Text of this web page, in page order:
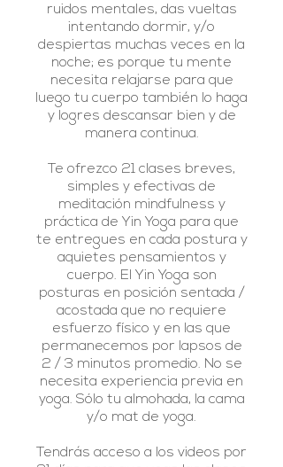
ruidos mentales, das vueltas
intentando dormir, y/o
despiertas muchas veces en la
noche; es porque tu mente
necesita relajarse para que
luego tu cuerpo también lo haga
y logres descansar bien y de
manera continua.
Te ofrezco 21 clases breves,
simples y efectivas de
meditación mindfulness y
práctica de Yin Yoga para que
te entregues en cada postura y
aquietes pensamientos y
cuerpo. El Yin Yoga son
posturas en posición sentada /
acostada que no requiere
esfuerzo físico y en las que
permanecemos por lapsos de
2 / 3 minutos promedio. No se
necesita experiencia previa en
yoga. Sólo tu almohada, la cama
y/o mat de yoga.
Tendrás acceso a los videos por